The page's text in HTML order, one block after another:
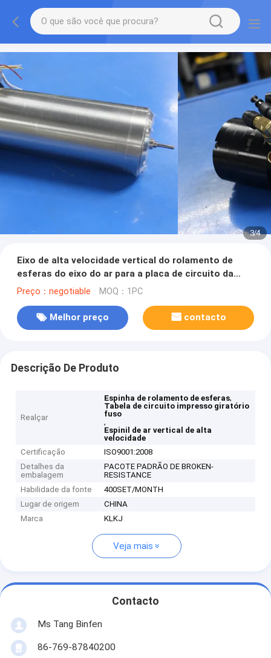
3/4
Eixo de alta velocidade vertical do rolamento de
esferas do eixo do ar para a placa de circuito da
cópia
Preço：negotiable MOQ：1PC
Melhor preço contacto
Descrição De Produto
Realçar
Espinha de rolamento de esferas,
Tabela de circuito impresso giratório
fuso
,
Espinil de ar vertical de alta
velocidade
Certificação
ISO9001:2008
Detalhes da
embalagem
PACOTE PADRÃO DE BROKEN-
RESISTANCE
Habilidade da fonte
400SET/MONTH
Lugar de origem
CHINA
Marca
KLKJ
Veja mais
Contacto
Ms Tang Binfen
86-769-87840200